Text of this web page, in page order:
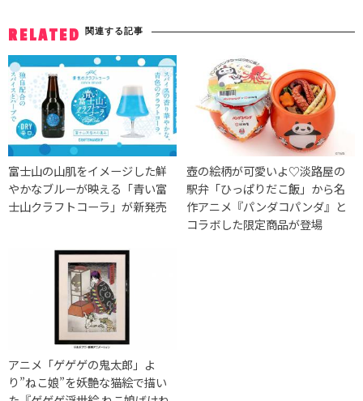
RELATED 関連する記事
富士山の山肌をイメージした鮮
やかなブルーが映える「青い富
士山クラフトコーラ」が新発売
壺の絵柄が可愛いよ♡淡路屋の
駅弁「ひっぱりだこ飯」から名
作アニメ『パンダコパンダ』と
コラボした限定商品が登場
アニメ「ゲゲゲの鬼太郎」よ
り”ねこ娘”を妖艶な猫絵で描い